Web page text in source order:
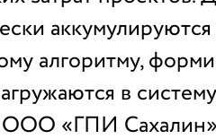
алгоритму,
в
ООО «ГПИ